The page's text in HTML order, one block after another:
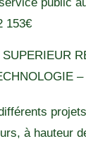
153€
à hauteur